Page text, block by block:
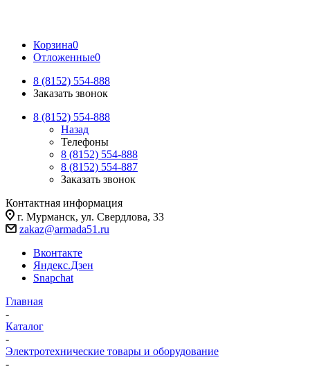
Корзина0
Отложенные0
8 (8152) 554-888
Заказать звонок
8 (8152) 554-888
Назад
Телефоны
8 (8152) 554-888
8 (8152) 554-887
Заказать звонок
Контактная информация
г. Мурманск, ул. Свердлова, 33
zakaz@armada51.ru
Вконтакте
Яндекс.Дзен
Snapchat
Главная
-
Каталог
-
Электротехнические товары и оборудование
-